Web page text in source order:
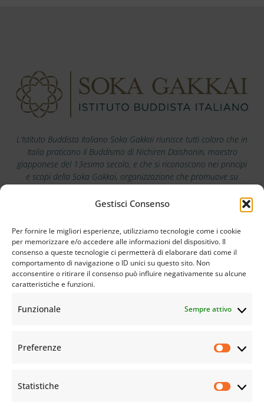
Gestisci Consenso
Per fornire le migliori esperienze, utilizziamo tecnologie come i cookie
per memorizzare e/o accedere alle informazioni del dispositivo. Il
consenso a queste tecnologie ci permetterà di elaborare dati come il
comportamento di navigazione o ID unici su questo sito. Non
acconsentire o ritirare il consenso può influire negativamente su alcune
caratteristiche e funzioni.
Funzionale Sempre attivo
Preferenze
Statistiche
L’Istituto Buddista Italiano Soka Gakkai riunisce tutti coloro che in
Italia praticano il Buddismo di Nichiren Daishonin, maestro
giapponese del 13esimo secolo, e che si riconoscono nei principi
e scopi della Soka Gakkai, organizzazione che promuove su